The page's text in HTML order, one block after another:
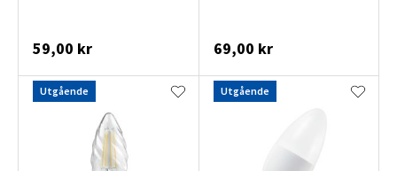
59,00 kr 69,00 kr
Utgående Utgående